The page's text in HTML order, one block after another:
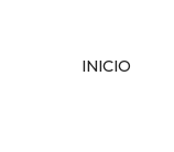
INICIO